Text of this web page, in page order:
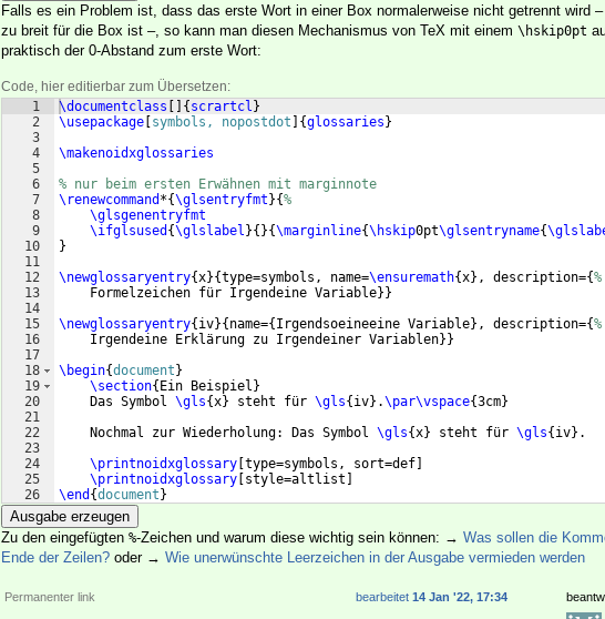
Falls es ein Problem ist, dass das erste Wort in einer Box normalerweise nicht getrennt wird
zu breit für die Box ist –, so kann man diesen Mechanismus von TeX mit einem \hskip0pt
praktisch der 0-Abstand zum erste Wort:
Code, hier editierbar zum Übersetzen:
1
2
3
4
5
6
7
8
9
10
11
12
13
14
15
16
17
18
19
20
21
22
23
24
25
26
\documentclass { scrartcl }
\usepackage symbols, nopostdot {glossaries }
\makenoidxglossaries
% nur beim ersten Erwähnen mit marginnote
\renewcommand *{\glsentryfmt }{%
\glsgenentryfmt
\ifglsused {\glslabel }{ }{\marginline{\hskip0pt\glsentryname{
}
\newglossaryentry{x}{type=symbols, name=\ensuremath{x} , description={%
    Formelzeichen für Irgendeine Variable
}}
\newglossaryentry{ iv}{ name={ Irgendsoeineeine Variable} , description={%
    Irgendeine Erklärung zu Irgendeiner Variablen
}}
\begin{document }
\section{ Ein Beispiel }
    Das Symbol
\gls{x} steht für \gls{ iv} .\par\vspace{3cm}
    Nochmal zur Wiederholung: Das Symbol
\gls{x} steht für \gls{ iv} .
\printnoidxglossary type=symbols, sort=def
\printnoidxglossary style=altlist
\end {document }
Ausgabe erzeugen
Zu den eingefügten %-Zeichen und warum diese wichtig sein können: → Was sollen die
Ende der Zeilen? oder → Wie unerwünschte Leerzeichen in der Ausgabe vermieden werden
Permanenter link bearbeitet 14 Jan '22, 17:34